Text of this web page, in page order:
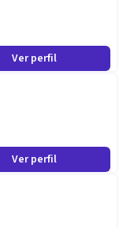
Ver perfil
Ver perfil